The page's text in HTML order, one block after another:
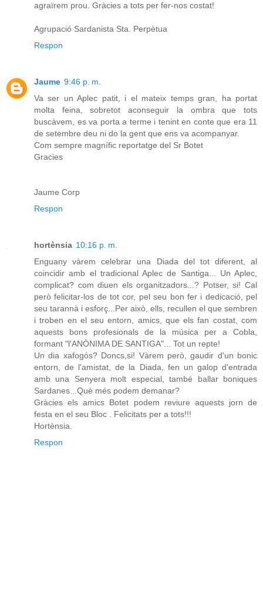
agraïrem prou. Gràcies a tots per fer-nos costat!
Agrupació Sardanista Sta. Perpètua
Respon
Jaume 9:46 p. m.
Va ser un Aplec patit, i el mateix temps gran, ha portat
molta feina, sobretot aconseguir la ombra que tots
buscàvem, es va porta a terme i tenint en conte que era 11
de setembre deu ni do la gent que ens va acompanyar.
Com sempre magnífic reportatge del Sr Botet
Gracies
Jaume Corp
Respon
hortènsia 10:16 p. m.
Enguany vàrem celebrar una Diada del tot diferent, al
coincidir amb el tradicional Aplec de Santiga... Un Aplec,
complicat? com diuen els organitzadors...? Potser, si! Cal
però felicitar-los de tot cor, pel seu bon fer i dedicació, pel
seu tarannà i esforç...Per això, ells, recullen el que sembren
i troben en el seu entorn, amics, que els fan costat, com
aquests bons profesionals de la música per a Cobla,
formant "l'ANÒNIMA DE SANTIGA"... Tot un repte!
Un dia xafogós? Doncs,si! Vàrem però, gaudir d'un bonic
entorn, de l'amistat, de la Diada, fen un galop d'entrada
amb una Senyera molt especial, també ballar boniques
Sardanes...Què més podem demanar?
Gràcies els amics Botet podem reviure aquests jorn de
festa en el seu Bloc . Felicitats per a tots!!!
Hortènsia.
Respon